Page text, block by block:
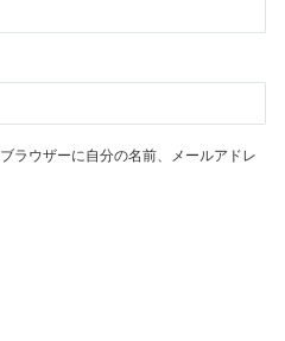
ラウザーに自分の名前、メールアドレ